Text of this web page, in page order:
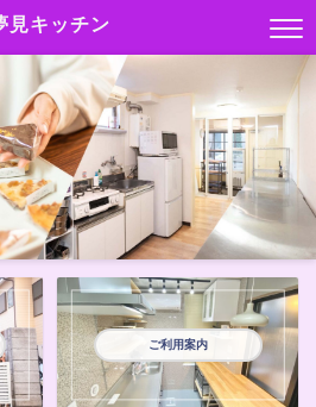
見キッチン
ご利用案内